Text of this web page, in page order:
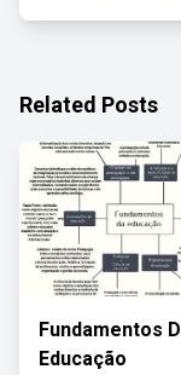
Related Posts
Fundamentos
Educação